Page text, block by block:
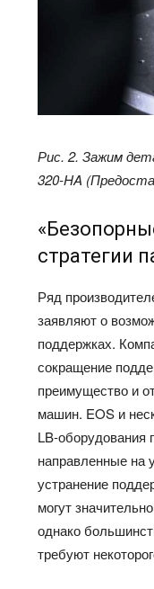
Рис. 2. Зажим
320-HA
стратегии
Ряд
заявляют о
поддержках.
сокращение
преимущество и
машин. EOS и
LB-оборудования
направленные на
устранение
могут
однако
требуют